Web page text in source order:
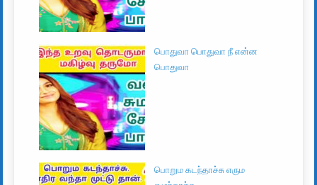
பொதுவா பொதுவா நீ என்ன
பொதுவா
பொறும கடந்தாச்சு எரும